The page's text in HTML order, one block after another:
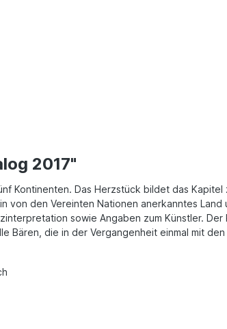
2017"
Kontinenten. Das Herzstück bildet das
den Vereinten Nationen anerkanntes
sowie Angaben zum Künstler. Der
die in der Vergangenheit einmal mit